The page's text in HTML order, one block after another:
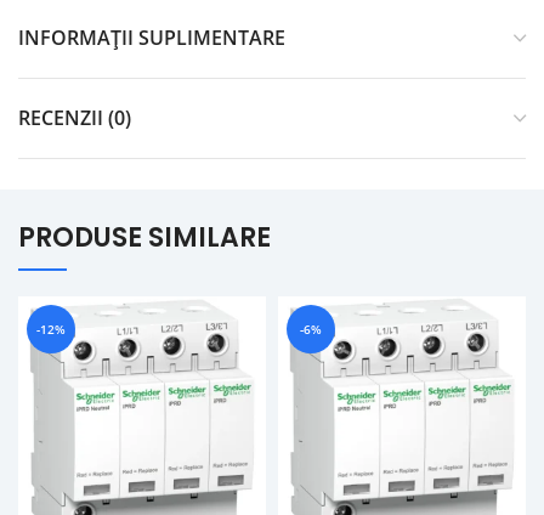
INFORMAȚII SUPLIMENTARE
RECENZII (0)
PRODUSE SIMILARE
-12% -6%